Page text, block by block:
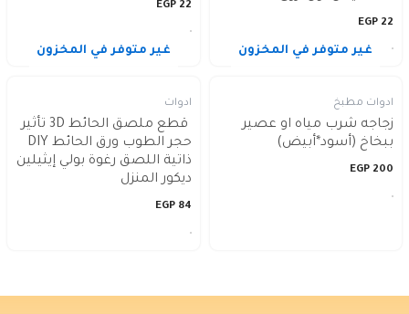
22
EGP
22
EGP
غير متوفر في المخزون
ادوات مطبخ
زجاجه شرب مياه او عصير
ببخاخ (أسود*أبيض)
200
EGP
غير متوفر في المخزون
ادوات
قطع ملصق الحائط 3D تأثير
حجر الطوب ورق الحائط DIY
ذاتية اللصق رغوة بولي إيثيلين
ديكور المنزل
84
EGP